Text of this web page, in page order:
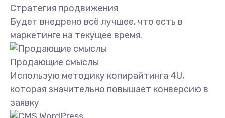
Стратегия продвижения
Будет внедрено всё лучшее, что есть в
маркетинге на текущее время.
Продающие смыслы
Использую методику копирайтинга 4U,
которая значительно повышает конверсию в
заявку